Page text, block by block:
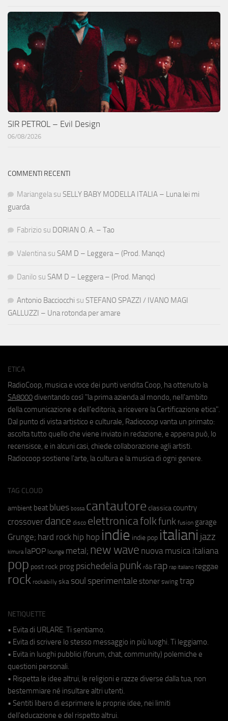
SIR PETROL – Evil Design
06/08/2026
COMMENTI RECENTI
Mariangela su SELLY BABY MODELLA ITALIA – Luna lei mi
guarda
Fabrizio su DORIAN O. A. – Tao
Valentina su SAM D – Leggera – (Prod. Manqc)
Danilo su SAM D – Leggera – (Prod. Manqc)
Antonio Bacciocchi su STEFANO SPAZZI / IVANO MAGI
GALLUZZI – Una rotonda per amare
ETICA
RadioCoop, musica e voce dei punti vendita Coop, ha ottenuto la
SA8000 diventando così "la prima azienda al mondo, nell'ambito
della comunicazione e dell'editoria, a ricevere la Certificazione etica".
Dal punto di vista artistico e culturale, Radiocoop vanta un primato:
ascolta tutto quello che viene inviato in redazione, e appena può, lo
recensisce, e in alcuni casi, chiede collaborazione agli artisti.
Radiocoop sostiene l'arte, la cultura e la musica di ogni genere.
TAG CLOUD
ambient beat blues bossa cantautore classica country
crossover dance disco elettronicafolkfunk fusion garage
Grunge; hard rock hip hop indie indie pop italiani jazz
kimura laPOP lounge metal; new wave nuova musica italiana
pop post rock prog psichedeliapunk r&b rap rap italiano reggae
rock rockabilly ska soul sperimentale stoner swing trap
NETIQUETTE
• Evita di URLARE. Ti sentiamo.
• Evita di scrivere lo stesso messaggio in più luoghi. Ti leggiamo.
• Evita in luoghi pubblici (forum, chat, community) polemiche e
questioni personali.
• Rispetta le idee altrui, le religioni e razze diverse dalla tua, non
bestemmiare né insultare altri utenti.
• Sentiti libero di esprimere le proprie idee, nei limiti
dell'educazione e del rispetto altrui.